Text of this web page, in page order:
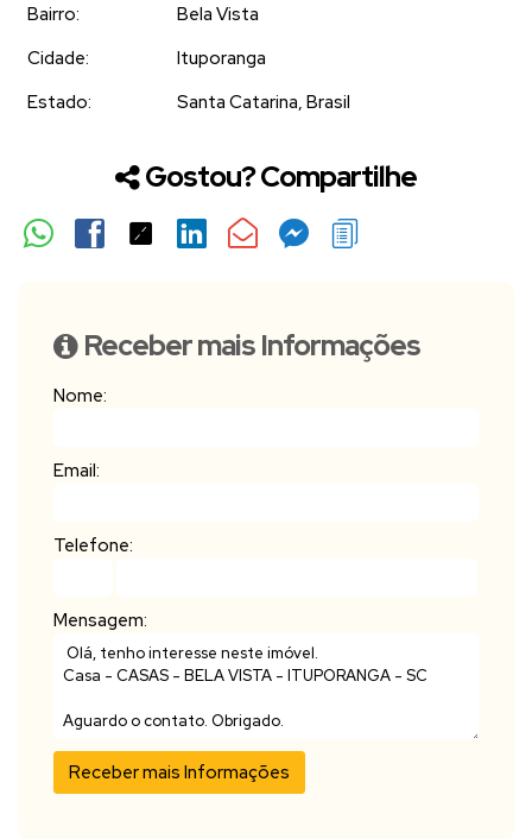
Bairro:
Bela Vista
Cidade:
Ituporanga
Estado:
Santa Catarina, Brasil
Gostou? Compartilhe
Receber mais Informações
Nome:
Email:
Telefone:
Mensagem: